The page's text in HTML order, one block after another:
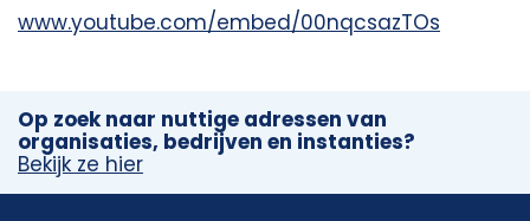
www.youtube.com/embed/00nqcsazTOs
Op zoek naar nuttige adressen van
organisaties, bedrijven en instanties?
Bekijk ze hier